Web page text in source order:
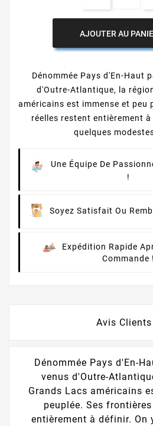
AJOUTER AU
Dénommée Pays d'En-Haut
d'Outre-Atlantique, la
américains est immense et peu
réelles restent entièrement
quelques
Une Équipe De
!
Soyez Satisfait Ou
Expédition Rapide
Commande !
Avis
Dénommée Pays d'En-
venus d'Outre-
Grands Lacs américains
peuplée. Ses
entièrement à définir. On